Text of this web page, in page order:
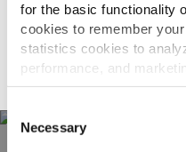
for the basic functionality
cookies to remember
statistics cookies to
performance, and
personalized content and
By clicking 'Allow all
all cookies. If you'd like
Consent
Selection
Necessary
Loaded Tofu
ZOBRAZIT